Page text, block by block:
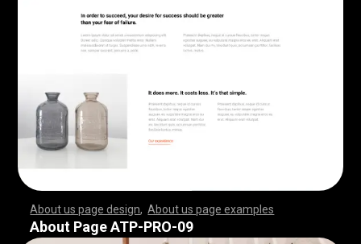
About us page design ,About us page examples
,,,,,,,,,,,,,,,,,,,,,,,, ,,,,,,,,,,,,,,,,,,,,,,,,,,,
,,,,,,,,,,,,,,,,,,,,,,,, ,,,,,,,,,,,,,,,,,,,,,,,,,,,
,,,,,,,,,,,,,,,,,,,,,,,, ,,,,,,,,,,,,,,,,,,,,,,,,,,,
,,,,,,,,,,,,,,,,,,,,,,,, ,,,,,,,,,,,,,,,,,,,,,,,,,,,
,,,,,,,,,,,,,,,,,,,,,,,, ,,,,,,,,,,,,,,,,,,,,,,,,,,,
,,,,,,,,,,,,,,,,,,,,,,,, ,,,,,,,,,,,,,,,,,,,,,,,,,,,
,,,,,,,,,,,,,,,,,,,,,,,, ,,,,,,,,,,,,,,,,,,,,,,,,,,,
,,,,,,,,,,,,,,,,,,,,,,,, ,,,,,,,,,,,,
About Page ATP-PRO-09